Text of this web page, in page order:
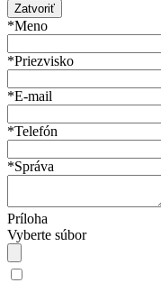
Zatvoriť
*Meno
*Priezvisko
*E-mail
*Telefón
*Správa
Príloha
Vyberte súbor